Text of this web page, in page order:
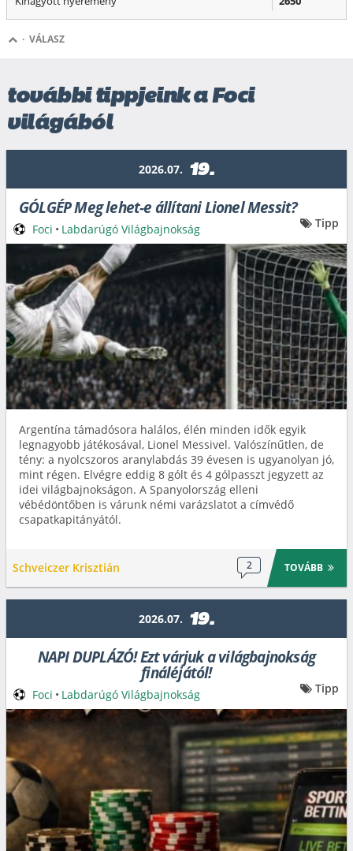
· VÁLASZ
további tippjeink a Foci
világából
2026.07. 19.
GÓLGÉP Meg lehet-e állítani Lionel Messit?
Argentína támadósora halálos, élén minden idők egyik
legnagyobb játékosával, Lionel Messivel. Valószínűtlen, de
tény: a nyolcszoros aranylabdás 39 évesen is ugyanolyan jó,
mint régen. Elvégre eddig 8 gólt és 4 gólpasszt jegyzett az
idei világbajnokságon. A Spanyolország elleni
vébédöntőben is várunk némi varázslatot a címvédő
csapatkapitányától.
Schveiczer Krisztián 2 TOVÁBB
Foci • Labdarúgó Világbajnokság Tipp
2026.07. 19.
NAPI DUPLÁZÓ! Ezt várjuk a világbajnokság
fináléjától!
Foci • Labdarúgó Világbajnokság Tipp